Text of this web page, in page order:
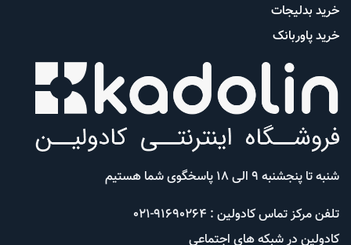
خرید بدلیجات
خرید پاوربانک
شنبه تا پنجشنبه 9 الی 18 پاسخگوی شما هستیم
تلفن مرکز تماس کادولین : 91690264-021
کادولین در شبکه های اجتماعی